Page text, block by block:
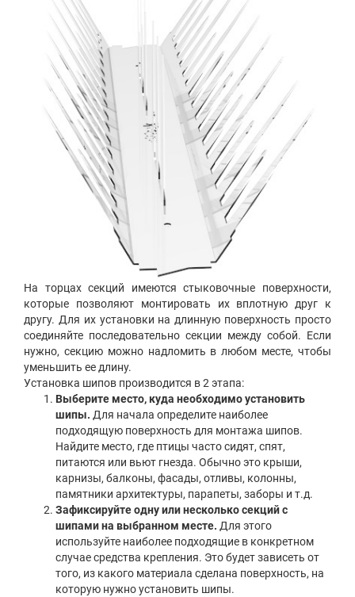
На торцах секций имеются стыковочные поверхности,
которые позволяют монтировать их вплотную друг к
другу. Для их установки на длинную поверхность просто
соединяйте последовательно секции между собой. Если
нужно, секцию можно надломить в любом месте, чтобы
уменьшить ее длину.
Установка шипов производится в 2 этапа:
Выберите место, куда необходимо установить
шипы. Для начала определите наиболее
подходящую поверхность для монтажа шипов.
Найдите место, где птицы часто сидят, спят,
питаются или вьют гнезда. Обычно это крыши,
карнизы, балконы, фасады, отливы, колонны,
памятники архитектуры, парапеты, заборы и т.д.
Зафиксируйте одну или несколько секций с
шипами на выбранном месте. Для этого
используйте наиболее подходящие в конкретном
случае средства крепления. Это будет зависеть от
того, из какого материала сделана поверхность, на
которую нужно установить шипы.